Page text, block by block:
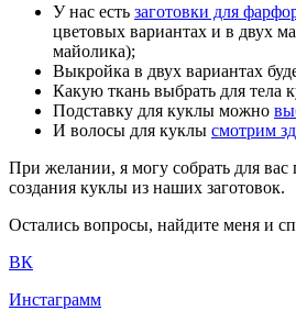
У нас есть заготовки для
цветовых вариантах и в двух
майолика);
Выкройка в двух вариантах
Какую ткань выбрать для тела
Подставку для куклы можно
И волосы для куклы смотрим
При желании, я могу собрать для
создания куклы из наших заготовок.
Остались вопросы, найдите меня и
ВК
Инстаграмм